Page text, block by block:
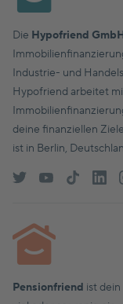
Die Hypofriend
Industrie- und
Hypofriend arbeitet
deine finanziellen
ist in Berlin,
Pensionfriend ist